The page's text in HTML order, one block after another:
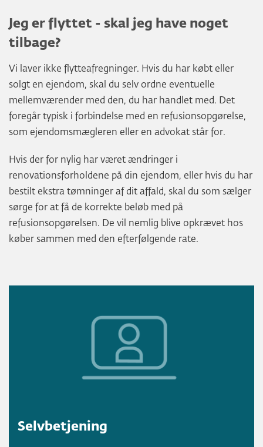
Jeg er flyttet - skal jeg have noget
tilbage?
Vi laver ikke flytteafregninger. Hvis du har købt eller
solgt en ejendom, skal du selv ordne eventuelle
mellemværender med den, du har handlet med. Det
foregår typisk i forbindelse med en refusionsopgørelse,
som ejendomsmægleren eller en advokat står for.
Hvis der for nylig har været ændringer i
renovationsforholdene på din ejendom, eller hvis du har
bestilt ekstra tømninger af dit affald, skal du som sælger
sørge for at få de korrekte beløb med på
refusionsopgørelsen. De vil nemlig blive opkrævet hos
køber sammen med den efterfølgende rate.
Selvbetjening